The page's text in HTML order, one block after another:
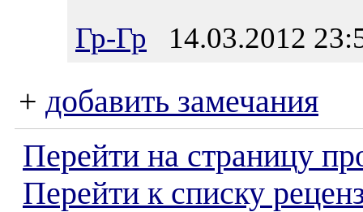
Гр-Гр 14.03.2012
+ добавить замечания
Перейти на страницу
Перейти к списку